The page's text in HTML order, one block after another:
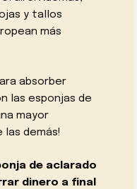
y tallos
más
absorber
las esponjas de
mayor
las demás!
de aclarado
dinero a final